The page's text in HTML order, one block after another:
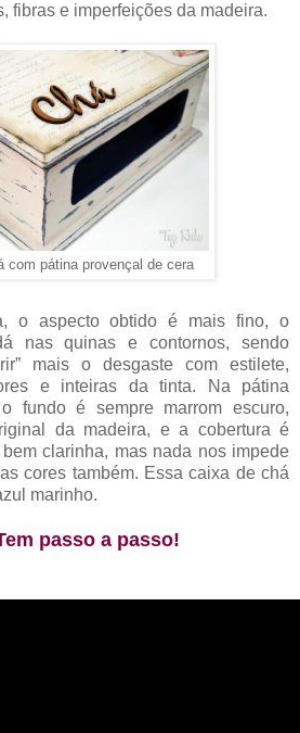
fibras e imperfeições da madeira.
com pátina provençal de cera
o aspecto obtido é mais fino, o
nas quinas e contornos, sendo
mais o desgaste com estilete,
e inteiras da tinta. Na pátina
fundo é sempre marrom escuro,
da madeira, e a cobertura é
clarinha, mas nada nos impede
cores também. Essa caixa de chá
marinho.
passo a passo!